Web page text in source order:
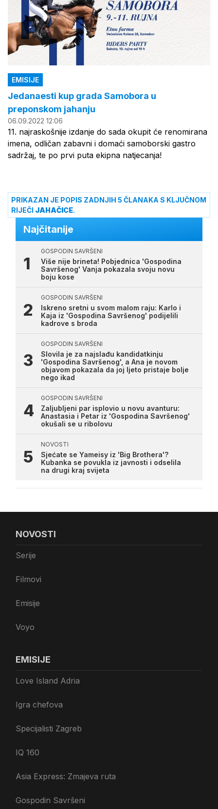
EMISIJE
Jedanaesti kup grada Samobora u
preponskom jahanju
06.09.2022 12:06
11. najraskošnije izdanje do sada okupit će renomirana
imena, odličan zabavni i domaći samoborski gastro
sadržaj, te po prvi puta ekipna natjecanja!
PRIKAZAN JE POPIS ZADNJIH 5 ČLANAKA S KLJUČNOM
RIJEČI JAHAČICE.
Najčitanije
GOSPODIN SAVRŠENI
Više nije brineta! Pobjednica 'Gospodina
Savršenog' Vanja pokazala svoju novu
boju kose
GOSPODIN SAVRŠENI
Iskreno sretni u svom malom raju: Karlo i
Kaja iz 'Gospodina Savršenog' podijelili
kadrove s broda
GOSPODIN SAVRŠENI
Slovila je za najslađu kandidatkinju
'Gospodina Savršenog', a Ana je novom
objavom pokazala da joj ljeto pristaje bolje
nego ikad
GOSPODIN SAVRŠENI
Zaljubljeni par isplovio u novu avanturu:
Anastasia i Petar iz 'Gospodina Savršenog'
okušali se u ribolovu
NOVOSTI
Sjećate se Yameisy iz 'Big Brothera'?
Kubanka se povukla iz javnosti i odselila
na drugi kraj svijeta
NOVOSTI
Serije
Filmovi
Emisije
Voyo
EMISIJE
Love Island Adria
Igra chefova
Specijalisti Zagreb
IQ 160
Asia Express: Zmajeva ruta
Gospodin Savršeni